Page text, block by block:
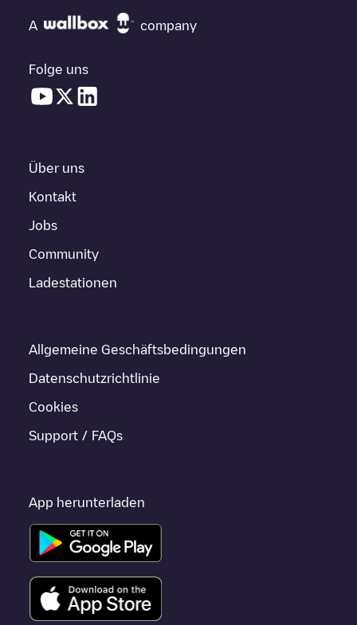
A company
Folge uns
Über uns
Kontakt
Jobs
Community
Ladestationen
Allgemeine Geschäftsbedingungen
Datenschutzrichtlinie
Cookies
Support / FAQs
App herunterladen